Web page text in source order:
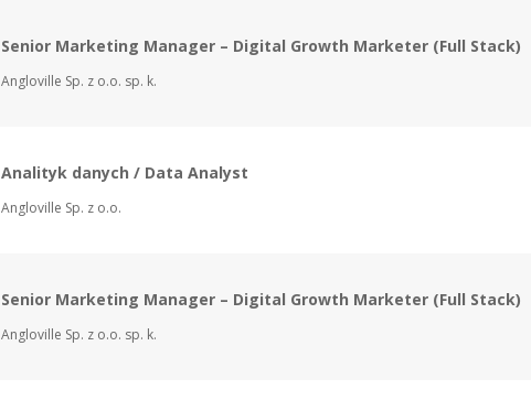
Senior Marketing Manager – Digital Growth Marketer (Full Stack)
Angloville Sp. z o.o. sp. k.
Analityk danych / Data Analyst
Angloville Sp. z o.o.
Senior Marketing Manager – Digital Growth Marketer (Full Stack)
Angloville Sp. z o.o. sp. k.